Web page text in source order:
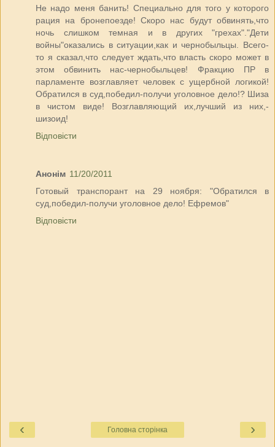
Не надо меня банить! Специально для того у которого
рация на бронепоезде! Скоро нас будут обвинять,что
ночь слишком темная и в других "грехах"."Дети
войны"оказались в ситуации,как и чернобыльцы. Всего-
то я сказал,что следует ждать,что власть скоро может в
этом обвинить нас-чернобыльцев! Фракцию ПР в
парламенте возглавляет человек с ущербной логикой!
Обратился в суд,победил-получи уголовное дело!? Шиза
в чистом виде! Возглавляющий их,лучший из них,-
шизоид!
Відповісти
Анонім 11/20/2011
Готовый транспорант на 29 ноября: "Обратился в
суд,победил-получи уголовное дело! Ефремов"
Відповісти
‹ ›
Головна сторінка